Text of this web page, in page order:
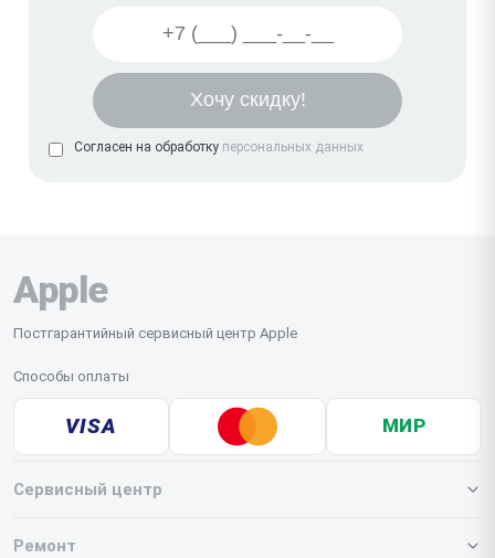
Согласен на обработку персональных данных
Apple
Постгарантийный сервисный центр Apple
Способы оплаты
VISA МИР
Сервисный центр
О нашем сервисе
Ремонт